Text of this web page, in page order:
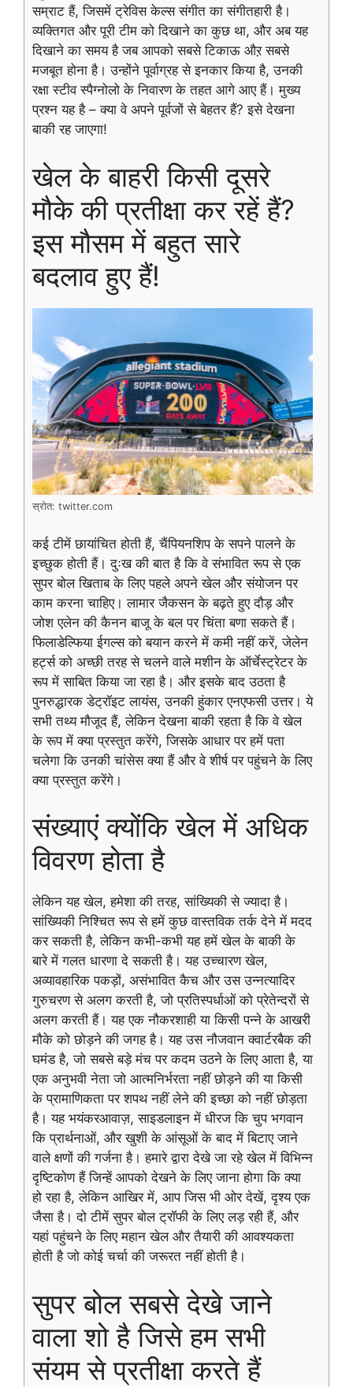
सम्राट हैं, जिसमें ट्रेविस केल्स संगीत का संगीतहारी है।
व्यक्तिगत और पूरी टीम को दिखाने का कुछ था, और अब यह
दिखाने का समय है जब आपको सबसे टिकाऊ औऱ सबसे
मजबूत होना है। उन्होंने पूर्वाग्रह से इनकार किया है, उनकी
रक्षा स्टीव स्पैग्नोलो के निवारण के तहत आगे आए हैं। मुख्य
प्रश्न यह है – क्या वे अपने पूर्वजों से बेहतर हैं? इसे देखना
बाकी रह जाएगा!
खेल के बाहरी किसी दूसरे
मौके की प्रतीक्षा कर रहें हैं?
इस मौसम में बहुत सारे
बदलाव हुए हैं!
स्रोत: twitter.com
कई टीमें छायांचित होती हैं, चैंपियनशिप के सपने पालने के
इच्छुक होती हैं। दुःख की बात है कि वे संभावित रूप से एक
सुपर बोल खिताब के लिए पहले अपने खेल और संयोजन पर
काम करना चाहिए। लामार जैकसन के बढ़ते हुए दौड़ और
जोश एलेन की कैनन बाजू के बल पर चिंता बणा सकते हैं।
फिलाडेल्फिया ईगल्स को बयान करने में कमी नहीं करें, जेलेन
हर्ट्स को अच्छी तरह से चलने वाले मशीन के ऑर्चेस्ट्रेटर के
रूप में साबित किया जा रहा है। और इसके बाद उठता है
पुनरुद्धारक डेट्रॉइट लायंस, उनकी हुंकार एनएफसी उत्तर। ये
सभी तथ्य मौजूद हैं, लेकिन देखना बाकी रहता है कि वे खेल
के रूप में क्या प्रस्तुत करेंगे, जिसके आधार पर हमें पता
चलेगा कि उनकी चांसेस क्या हैं और वे शीर्ष पर पहुंचने के लिए
क्या प्रस्तुत करेंगे।
संख्याएं क्योंकि खेल में अधिक
विवरण होता है
लेकिन यह खेल, हमेशा की तरह, सांख्यिकी से ज्यादा है।
सांख्यिकी निश्चित रूप से हमें कुछ वास्तविक तर्क देने में मदद
कर सकती है, लेकिन कभी-कभी यह हमें खेल के बाकी के
बारे में गलत धारणा दे सकती है। यह उच्चारण खेल,
अव्यावहारिक पकड़ों, असंभावित कैच और उस उन्नत्यादिर
गुरुचरण से अलग करती है, जो प्रतिस्पर्धाओं को प्रेतेन्दरों से
अलग करती हैं। यह एक नौकरशाही या किसी पन्ने के आखरी
मौके को छोड़ने की जगह है। यह उस नौजवान क्वार्टरबैक की
घमंड है, जो सबसे बड़े मंच पर कदम उठने के लिए आता है, या
एक अनुभवी नेता जो आत्मनिर्भरता नहीं छोड़ने की या किसी
के प्रामाणिकता पर शपथ नहीं लेने की इच्छा को नहीं छोड़ता
है। यह भयंकरआवाज़, साइडलाइन में धीरज कि चुप भगवान
कि प्रार्थनाओं, और खुशी के आंसूओं के बाद में बिटाए जाने
वाले क्षणों की गर्जना है। हमारे द्वारा देखे जा रहे खेल में विभिन्न
दृष्टिकोण हैं जिन्हें आपको देखने के लिए जाना होगा कि क्या
हो रहा है, लेकिन आखिर में, आप जिस भी ओर देखें, दृश्य एक
जैसा है। दो टीमें सुपर बोल ट्रॉफी के लिए लड़ रही हैं, और
यहां पहुंचने के लिए महान खेल और तैयारी की आवश्यकता
होती है जो कोई चर्चा की जरूरत नहीं होती है।
सुपर बोल सबसे देखे जाने
वाला शो है जिसे हम सभी
संयम से प्रतीक्षा करते हैं